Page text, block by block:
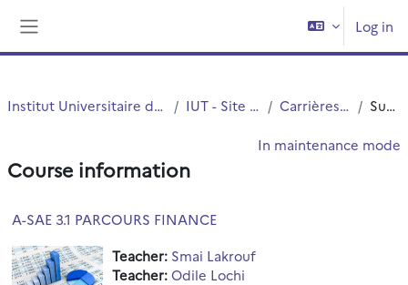
Log in
Institut Universitaire de Technologie (IUT) IUT - Site de Roubaix Carrières Juridiques Summary
In maintenance mode
Course information
A-SAE 3.1 PARCOURS FINANCE
Teacher: Smai Lakrouf
Teacher:Odile Lochi